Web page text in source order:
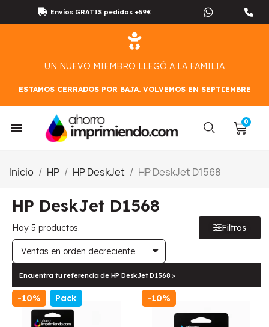
Envíos GRATIS pedidos +59€
UN NUEVO MIEMBRO LLEGÓ A LA FAMILIA
ESTAMOS CERRADOS POR BAJA. VOLVEMOS EN SEPTIEMBRE
Inicio HP HP DeskJet HP DeskJet D1568
HP DeskJet D1568
Hay 5 productos. Filtros
Encuentra tu referencia de HP DeskJet D1568 >
-10% Pack -10%